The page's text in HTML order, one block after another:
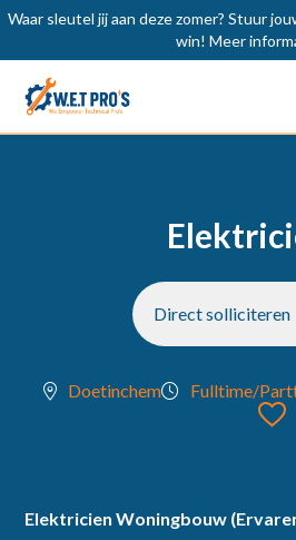
Waar sleutel jij aan deze zomer? Stuur
win! Meer
Direct solliciteren
Doetinchem Fulltime/
Elektricien Woningbouw
Job Alert